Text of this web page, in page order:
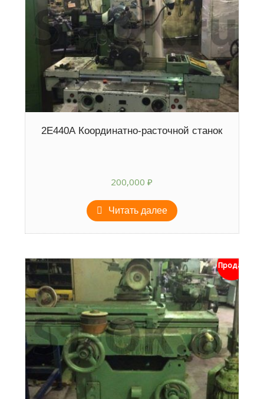
2Е440А Координатно-расточной станок
200,000₽
Читать далее
Продан